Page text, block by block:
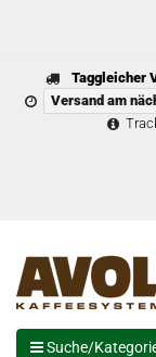
Taggleicher
Versand am
Suche/